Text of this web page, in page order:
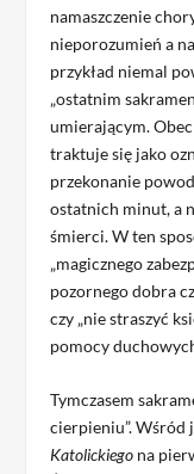
namaszczenie
nieporozumień a
przykład niemal
„ostatnim
umierającym.
traktuje się jako
przekonanie
ostatnich minut, a
śmierci. W ten
„magicznego
pozornego dobra
czy „nie straszyć
pomocy
Tymczasem
cierpieniu”. Wśród
Katolickiego na